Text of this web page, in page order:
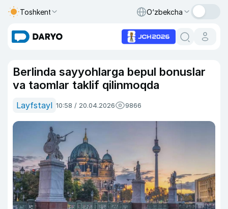
Toshkent O‘zbekcha
Berlinda sayyohlarga bepul bonuslar
va taomlar taklif qilinmoqda
Layfstayl 10:58 / 20.04.2026 9866